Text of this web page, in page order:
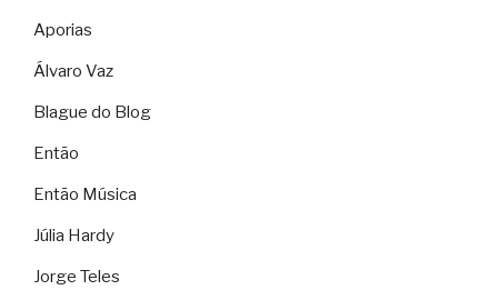
Aporias
Álvaro Vaz
Blague do Blog
Então
Então Música
Júlia Hardy
Jorge Teles